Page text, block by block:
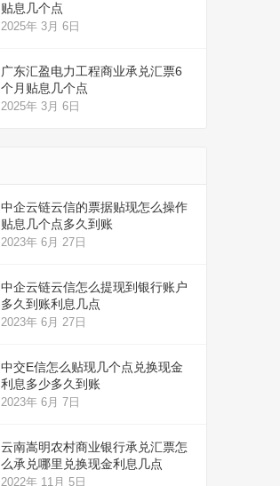
贴息几个点
2025年 3月 6日
广东汇盈电力工程商业承兑汇票6
个月贴息几个点
2025年 3月 6日
中企云链云信的票据贴现怎么操作
贴息几个点多久到账
2023年 6月 27日
中企云链云信怎么提现到银行账户
多久到账利息几点
2023年 6月 27日
中交E信怎么贴现几个点兑换现金
利息多少多久到账
2023年 6月 7日
云南嵩明农村商业银行承兑汇票怎
么承兑哪里兑换现金利息几点
2022年 11月 5日